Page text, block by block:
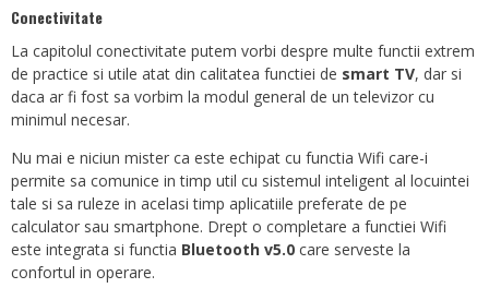
Conectivitate
La capitolul conectivitate putem vorbi despre multe functii extrem
de practice si utile atat din calitatea functiei de smart TV, dar si
daca ar fi fost sa vorbim la modul general de un televizor cu
minimul necesar.
Nu mai e niciun mister ca este echipat cu functia Wifi care-i
permite sa comunice in timp util cu sistemul inteligent al locuintei
tale si sa ruleze in acelasi timp aplicatiile preferate de pe
calculator sau smartphone. Drept o completare a functiei Wifi
este integrata si functia Bluetooth v5.0 care serveste la
confortul in operare.